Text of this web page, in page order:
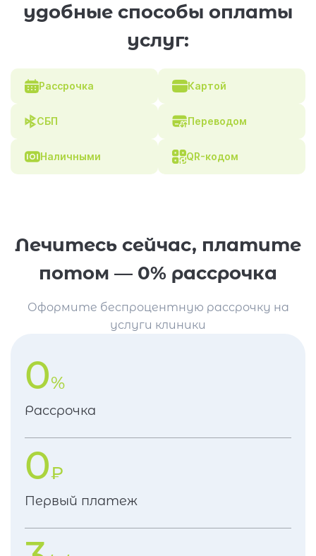
удобные способы оплаты
услуг:
Рассрочка Картой
СБП Переводом
Наличными QR-кодом
Лечитесь сейчас, платите
потом — 0% рассрочка
Оформите беспроцентную рассрочку на
услуги клиники
0%
Рассрочка
0₽
Первый платеж